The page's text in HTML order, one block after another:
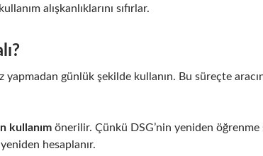
alışkanlıklarını sıfırlar.
günlük şekilde kullanın. Bu süreçte
kullanım önerilir. Çünkü DSG’nin yeniden öğrenme
hesaplanır.